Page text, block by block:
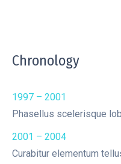
Chronology
1997 – 2001
Phasellus scelerisque
2001 – 2004
Curabitur elementum